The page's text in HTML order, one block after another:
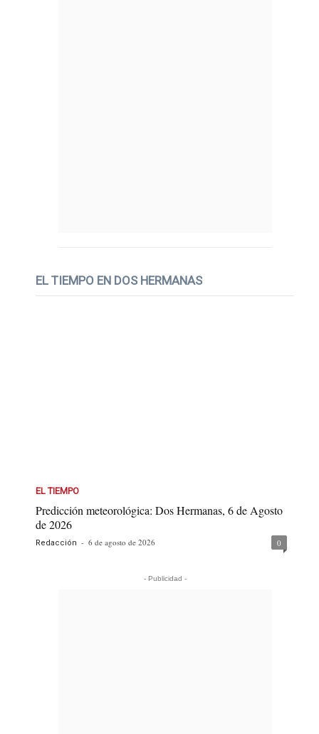
EL TIEMPO EN DOS HERMANAS
EL TIEMPO
Predicción meteorológica: Dos Hermanas, 6 de Agosto
de 2026
Redacción - 6 de agosto de 2026 0
- Publicidad -